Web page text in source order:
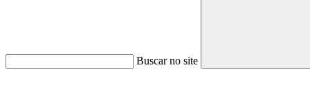
Buscar no site